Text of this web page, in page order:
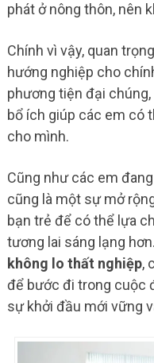
phát ở nông thôn, nên
Chính vì vậy, quan
hướng nghiệp cho
phương tiện đại
bổ ích giúp các em có
cho mình.
Cũng như các em
cũng là một sự mở
bạn trẻ để có thể lựa
tương lai sáng lạng
không lo thất nghiệp,
để bước đi trong cuộc
sự khởi đầu mới vững